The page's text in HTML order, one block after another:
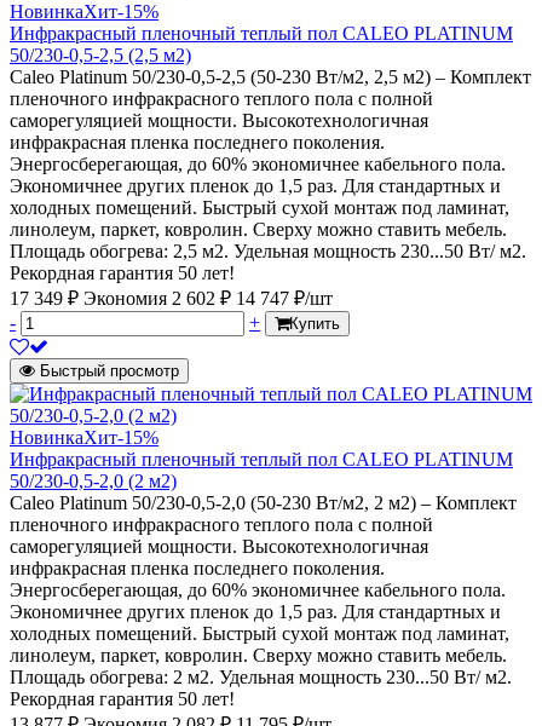
НовинкаХит-15%
Инфракрасный пленочный теплый пол CALEO PLATINUM
50/230-0,5-2,5 (2,5 м2)
Caleo Platinum 50/230-0,5-2,5 (50-230 Вт/м2, 2,5 м2) – Комплект
пленочного инфракрасного теплого пола с полной
саморегуляцией мощности. Высокотехнологичная
инфракрасная пленка последнего поколения.
Энергосберегающая, до 60% экономичнее кабельного пола.
Экономичнее других пленок до 1,5 раз. Для стандартных и
холодных помещений. Быстрый сухой монтаж под ламинат,
линолеум, паркет, ковролин. Сверху можно ставить мебель.
Площадь обогрева: 2,5 м2. Удельная мощность 230...50 Вт/ м2.
Рекордная гарантия 50 лет!
17 349 ₽ Экономия 2 602 ₽ 14 747 ₽/шт
-
+ Купить
Быстрый просмотр
НовинкаХит-15%
Инфракрасный пленочный теплый пол CALEO PLATINUM
50/230-0,5-2,0 (2 м2)
Caleo Platinum 50/230-0,5-2,0 (50-230 Вт/м2, 2 м2) – Комплект
пленочного инфракрасного теплого пола с полной
саморегуляцией мощности. Высокотехнологичная
инфракрасная пленка последнего поколения.
Энергосберегающая, до 60% экономичнее кабельного пола.
Экономичнее других пленок до 1,5 раз. Для стандартных и
холодных помещений. Быстрый сухой монтаж под ламинат,
линолеум, паркет, ковролин. Сверху можно ставить мебель.
Площадь обогрева: 2 м2. Удельная мощность 230...50 Вт/ м2.
Рекордная гарантия 50 лет!